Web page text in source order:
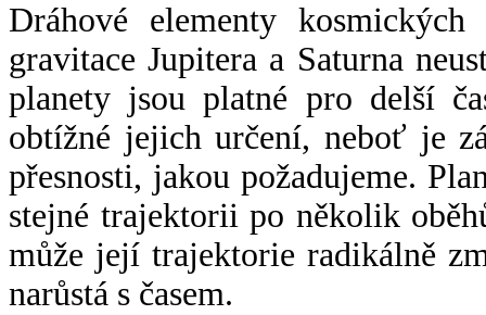
Dráhové elementy
gravitace Jupitera a Saturna
planety jsou platné pro delší
obtížné jejich určení, neboť je
přesnosti, jakou požadujeme.
stejné trajektorii po několik
může její trajektorie radikálně
narůstá s časem.